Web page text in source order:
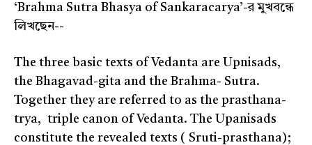
‘Brahma Sutra Bhasya of Sankaracarya’-র মুখবন্ধে
লিখছেন--
The three basic texts of Vedanta are Upnisads,
the Bhagavad-gita and the Brahma- Sutra.
Together they are referred to as the prasthana-
trya, triple canon of Vedanta. The Upanisads
constitute the revealed texts ( Sruti-prasthana);